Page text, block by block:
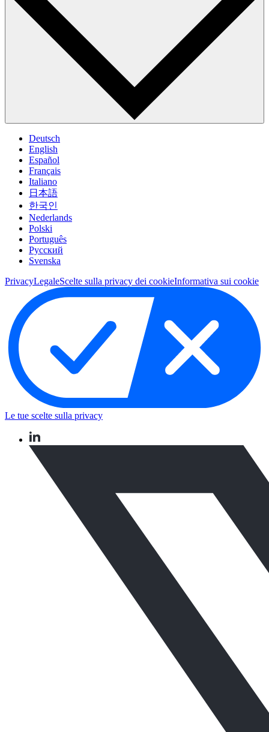
Deutsch
English
Español
Français
Italiano
日本語
한국인
Nederlands
Polski
Português
Pусский
Svenska
PrivacyLegaleScelte sulla privacy dei cookieInformativa sui cookie
Le tue scelte sulla privacy